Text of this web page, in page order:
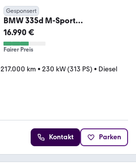
Gesponsert
BMW 335d M-Sport
ACC/AHK/PANO/RFK/HUD/19"/H
K
16.990 €
Fairer Preis
217.000 km • 230 kW (313 PS) • Diesel
Kontakt Parken